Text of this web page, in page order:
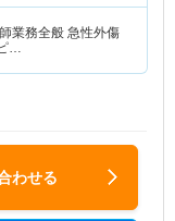
般 急性外傷
…
わせる